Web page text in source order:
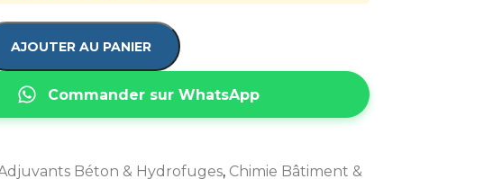
AJOUTER AU PANIER
Commander sur WhatsApp
Béton & Hydrofuges, Chimie Bâtiment &